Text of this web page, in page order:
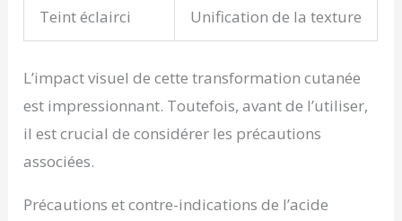
Teint éclairci Unification de la texture
L’impact visuel de cette transformation cutanée
est impressionnant. Toutefois, avant de l’utiliser,
il est crucial de considérer les précautions
associées.
Précautions et contre-indications de l’acide